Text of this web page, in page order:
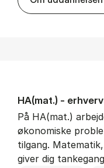
HA(mat.) -
På HA(mat.)
økonomiske
tilgang.
giver dig